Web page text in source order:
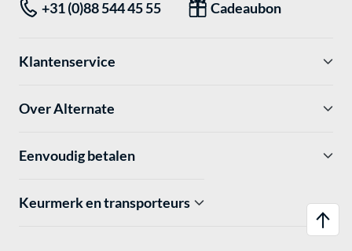
+31 (0)88 544 45 55
Cadeaubon
Klantenservice
Over Alternate
Eenvoudig betalen
Keurmerk en transporteurs